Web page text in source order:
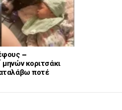
–
κοριτσάκι
ποτέ